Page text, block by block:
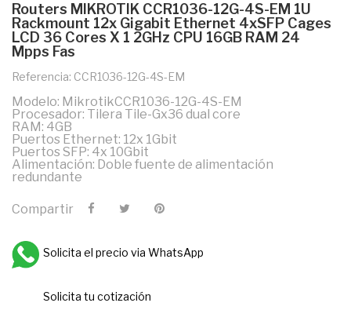
Routers MIKROTIK CCR1036-12G-4S-EM 1U
Rackmount 12x Gigabit Ethernet 4xSFP Cages
LCD 36 Cores X 1 2GHz CPU 16GB RAM 24
Mpps Fas
Referencia: CCR1036-12G-4S-EM
Modelo: MikrotikCCR1036-12G-4S-EM
Procesador: Tilera Tile-Gx36 dual core
RAM: 4GB
Puertos Ethernet: 12x 1Gbit
Puertos SFP: 4x 10Gbit
Alimentación: Doble fuente de alimentación
redundante
Compartir
Solicita el precio via WhatsApp
Solicita tu cotización